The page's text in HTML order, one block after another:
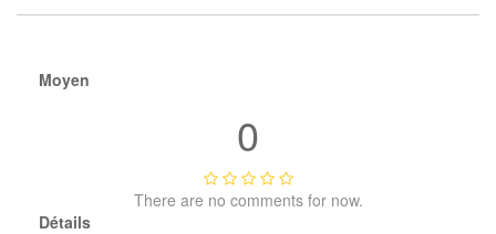
Moyen
0
There are no comments for now.
Détails